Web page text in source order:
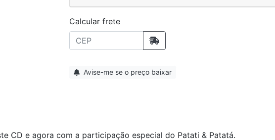
Calcular frete
Avise-me se o preço baixar
CD e agora com a participação especial do Patati & Patatá.